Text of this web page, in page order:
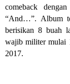
comeback
“And…”. Album
berisikan 8 buah
wajib militer mulai
2017.